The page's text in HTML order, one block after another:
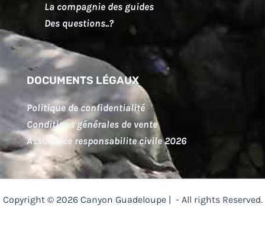
La compagnie des guides
Des questions..?
DOCUMENTS LÉGAUX
Politique de confidentialité
Conditions générales de vente
Assurance responsabilite civile 2026
Copyright © 2026 Canyon Guadeloupe | - All rights Reserved.